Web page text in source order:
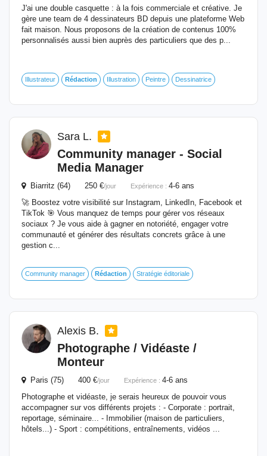
J'ai une double casquette : à la fois commerciale et créative. Je
gère une team de 4 dessinateurs BD depuis une plateforme Web
fait maison. Nous proposons de la création de contenus 100%
personnalisés aussi bien auprès des particuliers que des p...
Illustrateur Rédaction Illustration Peintre Dessinatrice
Sara L.
Community manager - Social
Media Manager
Biarritz (64) 250 €/jour Expérience : 4-6 ans
🚀 Boostez votre visibilité sur Instagram, LinkedIn, Facebook et
TikTok 🎯 Vous manquez de temps pour gérer vos réseaux
sociaux ? Je vous aide à gagner en notoriété, engager votre
communauté et générer des résultats concrets grâce à une
gestion c...
Community manager Rédaction Stratégie éditoriale
Alexis B.
Photographe / Vidéaste /
Monteur
Paris (75) 400 €/jour Expérience : 4-6 ans
Photographe et vidéaste, je serais heureux de pouvoir vous
accompagner sur vos différents projets : - Corporate : portrait,
reportage, séminaire... - Immobilier (maison de particuliers,
hôtels...) - Sport : compétitions, entraînements, vidéos ...